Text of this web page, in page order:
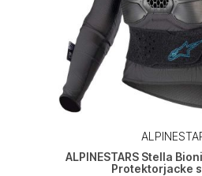
ALPINESTARS Stella
Protektorjacke